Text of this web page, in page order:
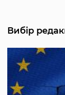
Вибір